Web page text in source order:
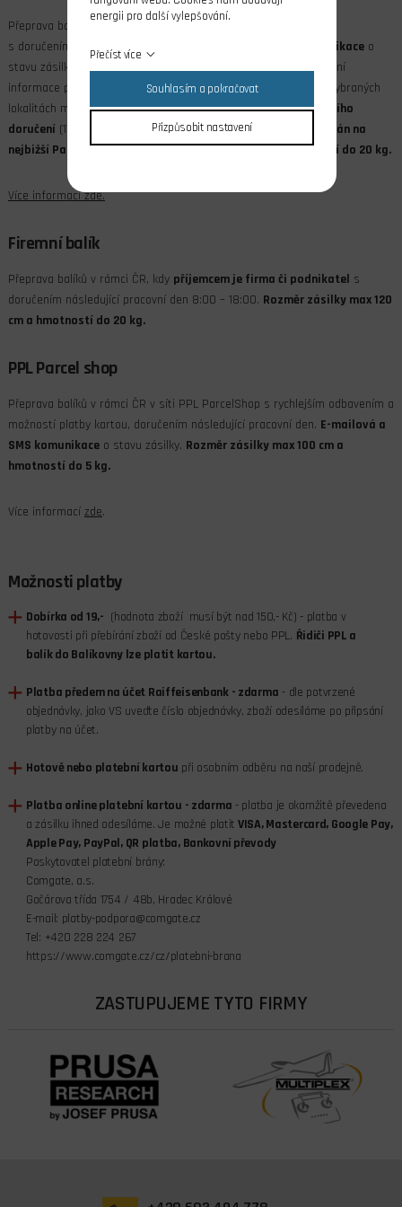
Přeprava balíků v rámci ČR, kdy
příjemcem je soukromá osoba
s doručením následující pracovní den.
E-mailová a SMS komunikaceo
stavu zásilky s
možností změny dispozicdodání. V den doručení
informace pomocí SMS s časem doručeni v rozmezí 2 hod. ve vybraných
lokalitách možnost výběru z denního (8:00 - 18:00) nebovečerního
doručení(17:00 - 21:00).
V případě nezastižení je balík předáván na
nejbižší Parcel Shop. Rozměr zásilky max 120 cm a hmotností do 20 kg.
Více informací zde.
Firemní balík
Přeprava balíků v rámci ČR, kdy příjemcem je firma či podnikatel s
doručením následující pracovní den 8:00 – 18:00. Rozměr zásilky max 120
cm a hmotností do 20 kg.
PPL Parcel shop
Přeprava balíků v rámci ČR v síti PPL ParcelShop s rychlejším odbavením a
možností platby kartou, doručením následující pracovní den. E-mailová a
SMS komunikaceo stavu zásilky. Rozměr zásilky max 100 cm a
hmotností do 5 kg.
Více informací zde.
Možnosti platby
Dobírka od 19,- (hodnota zboží musí být nad 150,- Kč) - platba v
hotovosti při přebírání zboží od České pošty nebo PPL. Řidiči PPL a
balík do Balíkovny lze platit kartou.
Platba předem na účet Raiffeisenbank - zdarma - dle potvrzené
objednávky, jako VS uveďte číslo objednávky, zboží odesíláme po připsání
platby na účet.
Hotově nebo platební kartou při osobním odběru na naší prodejně.
Platba online platební kartou - zdarma - platba je okamžitě převedena
a zásilku ihned odesíláme. Je možné platit VISA, Mastercard, Google Pay,
Apple Pay, PayPal, QR platba, Bankovní převody
Poskytovatel platební brány:
Comgate, a.s.
Gočárova třída 1754 / 48b, Hradec Králové
E-mail: platby-podpora@comgate.cz
Tel: +420 228 224 267
https://www.comgate.cz/cz/platebni-brana
ZASTUPUJEME TYTO FIRMY
energii pro další vylepšování.
Přečíst více
Souhlasím a pokračovat
Přizpůsobit nastavení